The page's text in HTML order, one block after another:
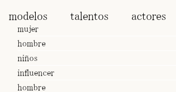
modelos talentos actores
mujer
hombre
niños
influencer
hombre